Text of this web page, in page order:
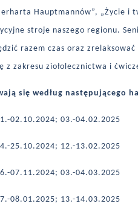
Hauptmannów”, „Życie i
stroje naszego regionu.
razem czas oraz
z zakresu ziołolecznictwa i
się według następującego
02.10.2024; 03.-04.02.2025
25.10.2024; 12.-13.02.2025
07.11.2024; 03.-04.03.2025
08.01.2025; 13.-14.03.2025